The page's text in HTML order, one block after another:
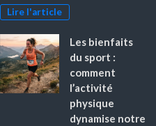
Lire l'article
Les bienfaits
du sport :
comment
l’activité
physique
dynamise notre